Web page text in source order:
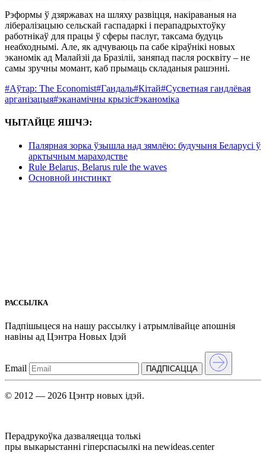
Рэформы ў дзяржавах на шляху развіцця, накіраваныя на
лібералізацыю сельскай гаспадаркі і перападрыхтоўку
работнікаў для працы ў сферы паслуг, таксама будуць
неабходнымі. Але, як адчуваюць па сабе кіраўнікі новых
эканомік ад Малайзіі да Бразіліі, заняпад пасля росквіту – не
самы зручны момант, каб прымаць складаныя рашэнні.
#Аўтар: The Economist#Гандаль#Кітай#Сусветная гандлёвая
арганізацыя#эканамічны крызіс#эканоміка
ЧЫТАЙЦЕ ЯШЧЭ:
Палярная зорка ўзышла над зямлёю: будучыня Беларусі ў
арктычным мараходстве
Rule Belarus, Belarus rule the waves
Основной инстинкт
РАССЫЛКА
Падпішыцеся на нашу рассылкy і атрымлівайце апошнія
навіны ад Цэнтра Новых Iдэй
Email ПАДПIСАЦЦА
© 2012 — 2026 Цэнтр новых ідэй.
Перадрукоўка дазваляецца толькі
пры выкарыстанні гіперспасылкі на newideas.center